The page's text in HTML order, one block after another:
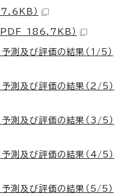
）
PDF 186.7KB）
測及び評価の結果（1/5）
測及び評価の結果（2/5）
測及び評価の結果（3/5）
測及び評価の結果（4/5）
測及び評価の結果（5/5）